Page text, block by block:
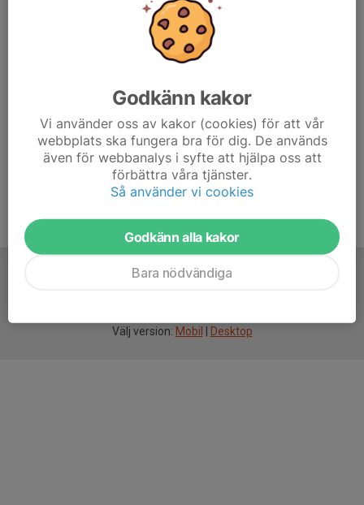
Välj version: Mobil Desktop
Godkänn kakor
Vi använder oss av kakor (cookies) för att vår
webbplats ska fungera bra för dig. De används
även för webbanalys i syfte att hjälpa oss att
förbättra våra tjänster.
Så använder vi cookies
Godkänn alla kakor
Bara nödvändiga